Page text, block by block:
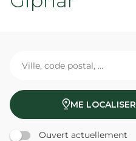
ME LOCALISER
Ouvert actuellement